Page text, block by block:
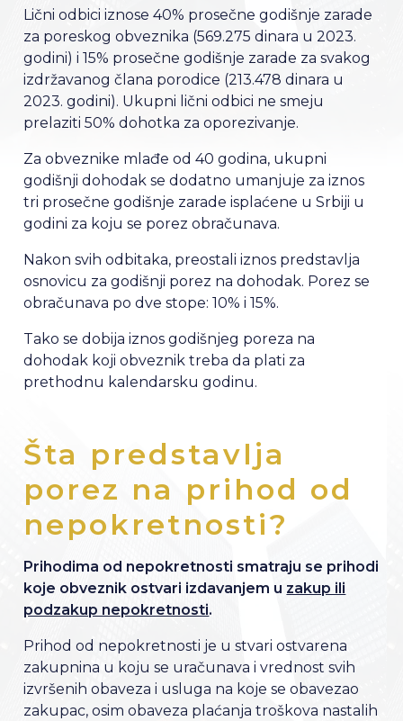
Lični odbici iznose 40% prosečne godišnje zarade
za poreskog obveznika (569.275 dinara u 2023.
godini) i 15% prosečne godišnje zarade za svakog
izdržavanog člana porodice (213.478 dinara u
2023. godini). Ukupni lični odbici ne smeju
prelaziti 50% dohotka za oporezivanje.
Za obveznike mlađe od 40 godina, ukupni
godišnji dohodak se dodatno umanjuje za iznos
tri prosečne godišnje zarade isplaćene u Srbiji u
godini za koju se porez obračunava.
Nakon svih odbitaka, preostali iznos predstavlja
osnovicu za godišnji porez na dohodak. Porez se
obračunava po dve stope: 10% i 15%.
Tako se dobija iznos godišnjeg poreza na
dohodak koji obveznik treba da plati za
prethodnu kalendarsku godinu.
Šta predstavlja
porez na prihod od
nepokretnosti?
Prihodima od nepokretnosti smatraju se prihodi
koje obveznik ostvari izdavanjem u zakup ili
podzakup nepokretnosti.
Prihod od nepokretnosti je u stvari ostvarena
zakupnina u koju se uračunava i vrednost svih
izvršenih obaveza i usluga na koje se obavezao
zakupac, osim obaveza plaćanja troškova nastalih